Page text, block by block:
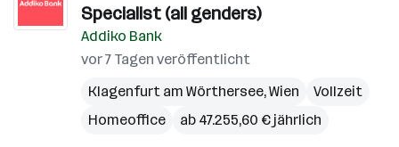
Specialist (all genders)
Addiko Bank
vor 7 Tagen veröffentlicht
Klagenfurt am Wörthersee,Wien
Vollzeit
Homeoffice
ab 47.255,60 € jährlich